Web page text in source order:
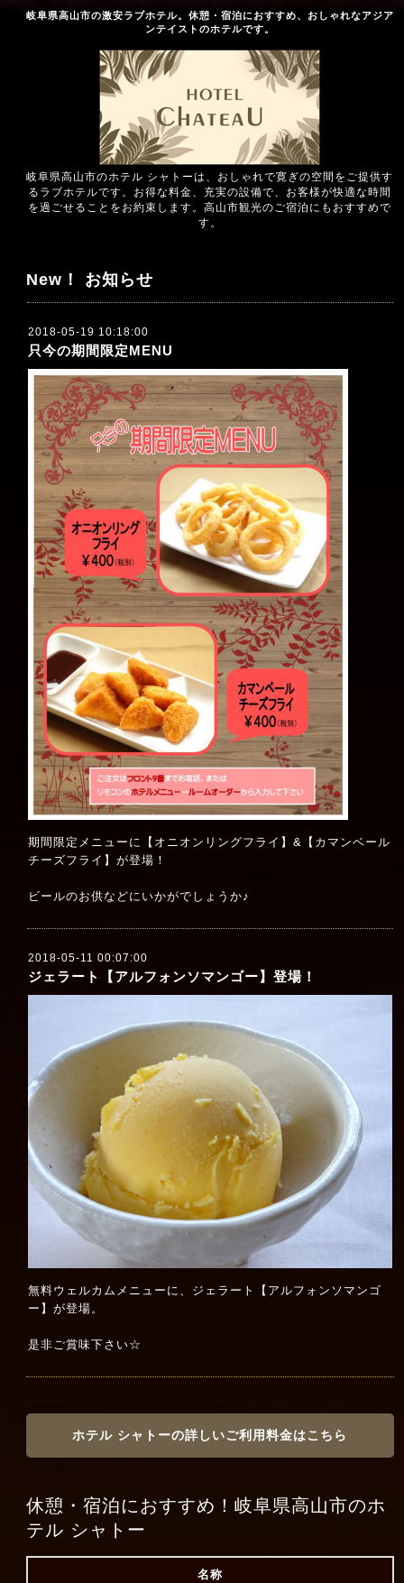
岐阜県高山市の激安ラブホテル。休憩・宿泊におすすめ、おしゃれなアジア
ンテイストのホテルです。
岐阜県高山市のホテル シャトーは、おしゃれで寛ぎの空間をご提供す
るラブホテルです。お得な料金、充実の設備で、お客様が快適な時間
を過ごせることをお約束します。高山市観光のご宿泊にもおすすめで
す。
New！ お知らせ
2018-05-19 10:18:00
只今の期間限定MENU
期間限定メニューに【オニオンリングフライ】&【カマンベール
チーズフライ】が登場！
ビールのお供などにいかがでしょうか♪
2018-05-11 00:07:00
ジェラート【アルフォンソマンゴー】登場！
無料ウェルカムメニューに、ジェラート【アルフォンソマンゴ
ー】が登場。
是非ご賞味下さい☆
ホテル シャトーの詳しいご利用料金はこちら
休憩・宿泊におすすめ！岐阜県高山市のホ
テル シャトー
名称